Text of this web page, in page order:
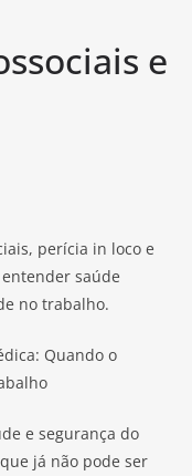
e
perícia in loco e
saúde
no trabalho.
Quando o
e segurança do
já não pode ser